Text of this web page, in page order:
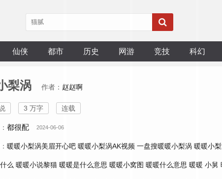
仙侠 都市 历史 网游 竞技 科幻
梨涡 作者： 赵赵啊
3 万字 连载
都很配 2024-06-06
暖暖小梨涡美眉开心吧 暖暖小梨涡AK视频 一盘搜暖暖小梨涡 暖暖小
么 暖暖小说黎猫 暖暖是什么意思 暖暖小窝图 暖暖什么意思 暖暖 小舅